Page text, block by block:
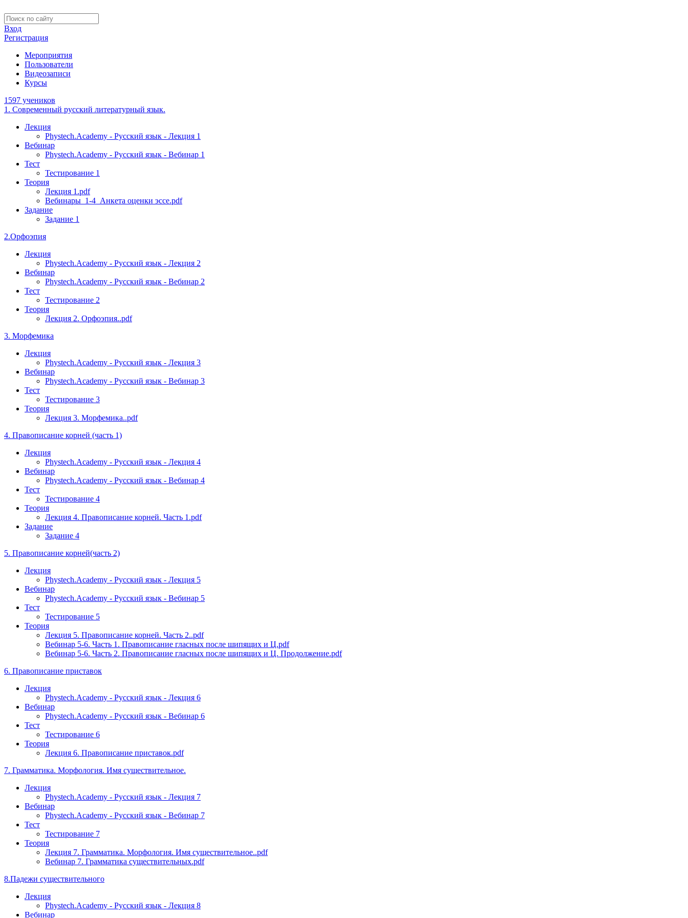
Вход
Регистрация
Мероприятия
Пользователи
Видеозаписи
Курсы
1597 учеников
1. Современный русский литературный язык.
Лекция
Phystech.Academy - Русский язык - Лекция 1
Вебинар
Phystech.Academy - Русский язык - Вебинар 1
Тест
Тестирование 1
Теория
Лекция 1.pdf
Вебинары_1-4_Анкета оценки эссе.pdf
Задание
Задание 1
2.Орфоэпия
Лекция
Phystech.Academy - Русский язык - Лекция 2
Вебинар
Phystech.Academy - Русский язык - Вебинар 2
Тест
Тестирование 2
Теория
Лекция 2. Орфоэпия..pdf
3. Морфемика
Лекция
Phystech.Academy - Русский язык - Лекция 3
Вебинар
Phystech.Academy - Русский язык - Вебинар 3
Тест
Тестирование 3
Теория
Лекция 3. Морфемика..pdf
4. Правописание корней (часть 1)
Лекция
Phystech.Academy - Русский язык - Лекция 4
Вебинар
Phystech.Academy - Русский язык - Вебинар 4
Тест
Тестирование 4
Теория
Лекция 4. Правописание корней. Часть 1.pdf
Задание
Задание 4
5. Правописание корней(часть 2)
Лекция
Phystech.Academy - Русский язык - Лекция 5
Вебинар
Phystech.Academy - Русский язык - Вебинар 5
Тест
Тестирование 5
Теория
Лекция 5. Правописание корней. Часть 2..pdf
Вебинар 5-6. Часть 1. Правописание гласных после шипящих и Ц.pdf
Вебинар 5-6. Часть 2. Правописание гласных после шипящих и Ц. Продолжение.pdf
6. Правописание приставок
Лекция
Phystech.Academy - Русский язык - Лекция 6
Вебинар
Phystech.Academy - Русский язык - Вебинар 6
Тест
Тестирование 6
Теория
Лекция 6. Правописание приставок.pdf
7. Грамматика. Морфология. Имя существительное.
Лекция
Phystech.Academy - Русский язык - Лекция 7
Вебинар
Phystech.Academy - Русский язык - Вебинар 7
Тест
Тестирование 7
Теория
Лекция 7. Грамматика. Морфология. Имя существительное..pdf
Вебинар 7. Грамматика существительных.pdf
8.Падежи существительного
Лекция
Phystech.Academy - Русский язык - Лекция 8
Вебинар